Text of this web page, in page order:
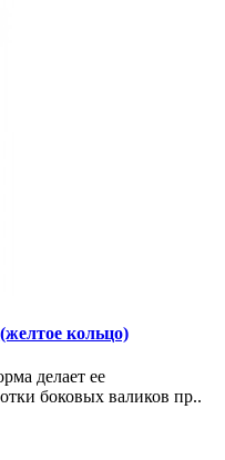
кольцо)
делает ее
боковых валиков пр..